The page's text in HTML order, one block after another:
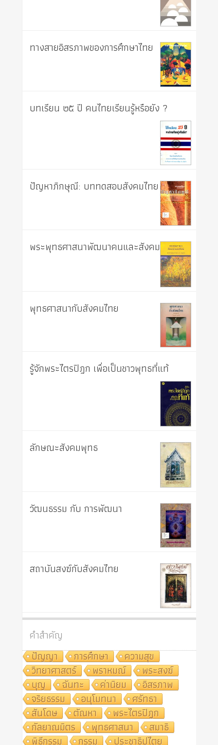
ทางสายอิสรภาพของการศึกษาไทย
บทเรียน ๒๕ ปี คนไทยเรียนรู้หรือยัง ?
ปัญหาภิกษุณี: บททดสอบสังคมไทย
พระพุทธศาสนาพัฒนาคนและสังคม
พุทธศาสนากับสังคมไทย
รู้จักพระไตรปิฎก เพื่อเป็นชาวพุทธที่แท้
ลักษณะสังคมพุทธ
วัฒนธรรม กับ การพัฒนา
สถาบันสงฆ์กับสังคมไทย
คำสำคัญ
ปัญญา
การศึกษา
ความสุข
วิทยาศาสตร์
พราหมณ์
พระสงฆ์
บุญ
ฉันทะ ค่านิยม
อิสรภาพ
จริยธรรม
อนุโมทนา
ศรัทธา
สันโดษ
ตัณหา
พระไตรปิฎก
กัลยาณมิตร
พุทธศาสนา
สมาธิ
พิธีกรรม
กรรม ประชาธิปไตย